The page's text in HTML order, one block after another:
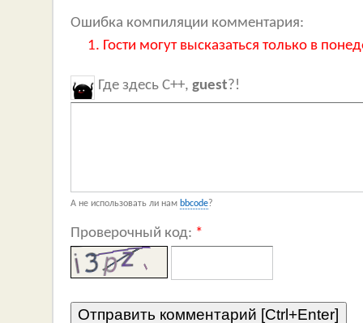
Ошибка компиляции комментария:
Гости могут высказаться только в
Где здесь C++, guest?!
А не использовать ли нам bbcode?
Проверочный код: *